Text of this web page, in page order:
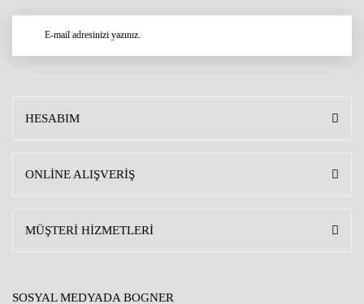
HESABIM
ONLİNE ALIŞVERİŞ
MÜŞTERİ HİZMETLERİ
SOSYAL MEDYADA BOGNER